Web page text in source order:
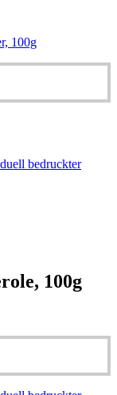
100g
100g